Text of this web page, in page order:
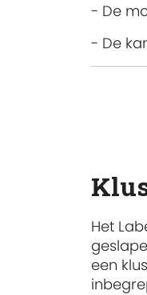
- De
- De
Het
een